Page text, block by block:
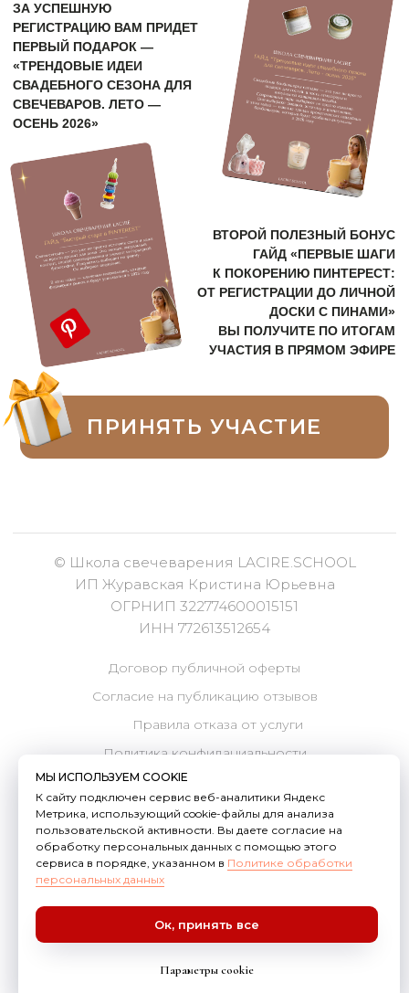
МЫ ИСПОЛЬЗУЕМ COOKIE
К сайту подключен сервис веб-аналитики Яндекс
Метрика, использующий cookie-файлы для анализа
пользовательской активности. Вы даете согласие на
обработку персональных данных с помощью этого
сервиса в порядке, указанном в Политике обработки
персональных данных
Ок, принять все
Параметры cookie